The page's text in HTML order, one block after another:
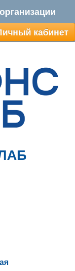
кабинет